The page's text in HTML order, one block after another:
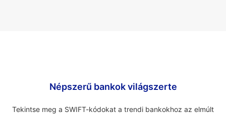
Népszerű bankok világszerte
Tekintse meg a SWIFT-kódokat a trendi bankokhoz az elmúlt